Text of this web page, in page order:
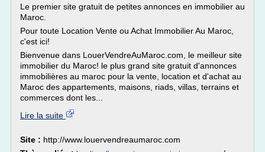
Le premier site gratuit de petites annonces en immobilier au
Maroc.
Pour toute Location Vente ou Achat Immobilier Au Maroc,
c'est ici!
Bienvenue dans LouerVendreAuMaroc.com, le meilleur site
immobilier du Maroc! le plus grand site gratuit d'annonces
immobilières au maroc pour la vente, location et d'achat au
Maroc des appartements, maisons, riads, villas, terrains et
commerces dont les...
Lire la suite
Site : http://www.louervendreaumaroc.com